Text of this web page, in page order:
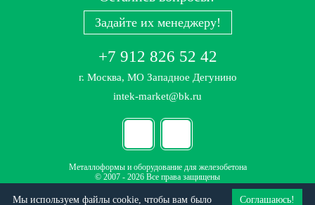
Задайте их менеджеру!
+7 912 826 52 42
г. Москва, МО Западное Дегунино
intek-market@bk.ru
Металлоформы и оборудование для железобетона
© 2007 - 2026 Все права защищены
Соглашаюсь!
Мы используем файлы cookie, чтобы вам было